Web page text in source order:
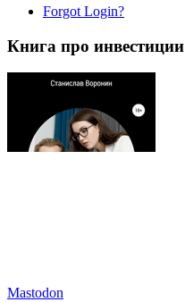
Forgot Login?
Книга про инвестиции
Mastodon